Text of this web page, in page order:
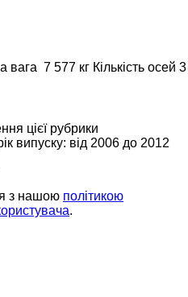
вага 7 577 кг Кількість осей 3
цієї рубрики
випуску: від 2006 до 2012
з нашою політикою
.